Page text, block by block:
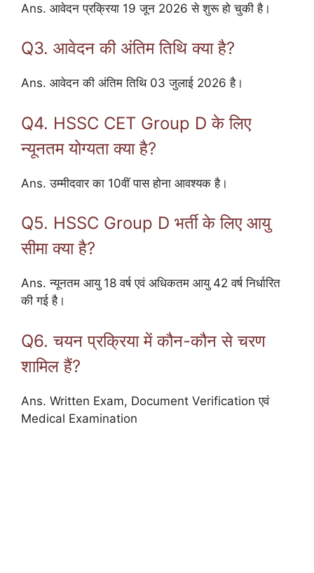
Ans. आवेदन प्रक्रिया 19 जून 2026 से शुरू हो चुकी है।
Q3. आवेदन की अंतिम तिथि क्या है?
Ans. आवेदन की अंतिम तिथि 03 जुलाई 2026 है।
Q4. HSSC CET Group D के लिए
न्यूनतम योग्यता क्या है?
Ans. उम्मीदवार का 10वीं पास होना आवश्यक है।
Q5. HSSC Group D भर्ती के लिए आयु
सीमा क्या है?
Ans. न्यूनतम आयु 18 वर्ष एवं अधिकतम आयु 42 वर्ष निर्धारित
की गई है।
Q6. चयन प्रक्रिया में कौन-कौन से चरण
शामिल हैं?
Ans. Written Exam, Document Verification एवं
Medical Examination